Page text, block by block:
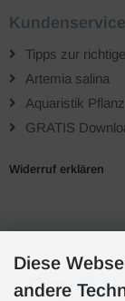
Kundenservice
Tipps zur
Artemia salina
Aquaristik
GRATIS
Widerruf erklären
Zahlungsarten
Diese
andere